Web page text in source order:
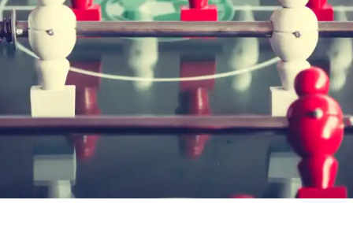
Isabel Holanda 1/7/2019 3/10/2025